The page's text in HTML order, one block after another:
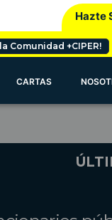
Hazte
la Comunidad +CIPER!
CARTAS